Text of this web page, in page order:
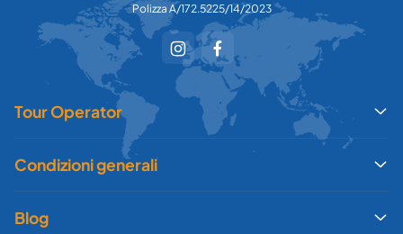
Polizza A/172.5225/14/2023
Tour Operator
Condizioni generali
Blog